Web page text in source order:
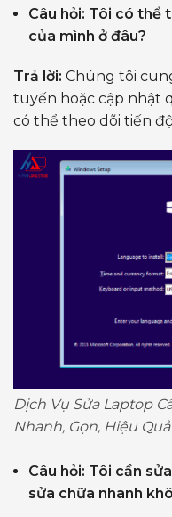
Câu hỏi: Tôi có thể
của mình ở đâu?
Trả lời: Chúng tôi
tuyến hoặc cập nhật
có thể theo dõi tiến
Dịch Vụ Sửa Laptop
Nhanh, Gọn, Hiệu Quả
Câu hỏi: Tôi cần
sửa chữa nhanh